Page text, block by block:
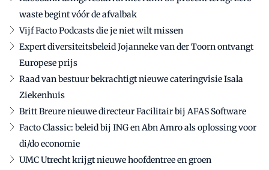
waste begint vóór de afvalbak
Vijf Facto Podcasts die je niet wilt missen
Expert diversiteitsbeleid Jojanneke van der Toorn ontvangt
Europese prijs
Raad van bestuur bekrachtigt nieuwe cateringvisie Isala
Ziekenhuis
Britt Breure nieuwe directeur Facilitair bij AFAS Software
Facto Classic: beleid bij ING en Abn Amro als oplossing voor
di/do economie
UMC Utrecht krijgt nieuwe hoofdentree en groen